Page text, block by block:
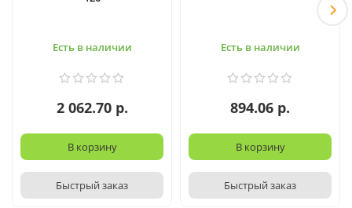
Есть в наличии
2 062.70 р.
В корзину
Быстрый заказ
Есть в наличии
894.06 р.
В корзину
Быстрый заказ